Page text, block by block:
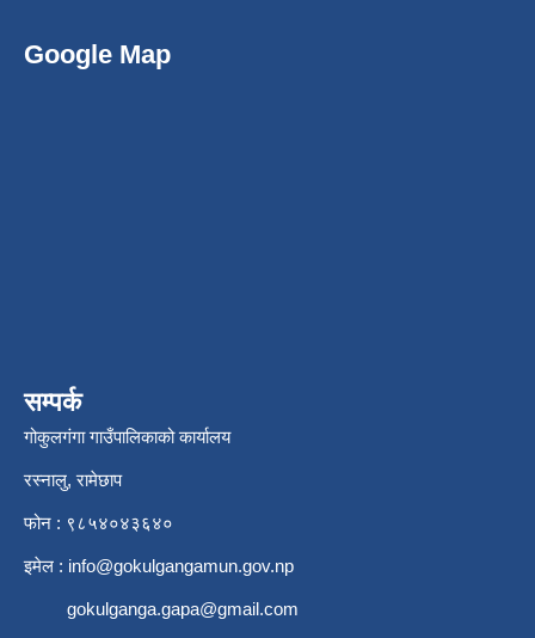
Google Map
सम्पर्क
गोकुलगंगा गाउँपालिकाको कार्यालय
रस्नालु, रामेछाप
फोन : ९८५४०४३६४०
इमेल : info@gokulgangamun.gov.np
gokulganga.gapa@gmail.com